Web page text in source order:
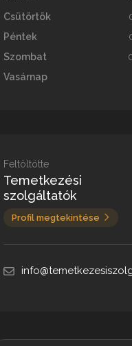
Csütörtök
Péntek
Szombat
Vasárnap
Feltöltötte
Temetkezési
szolgáltatók
Profil megtekintése